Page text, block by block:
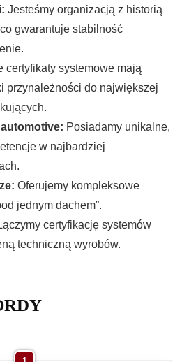
Jesteśmy organizacją z historią
gwarantuje stabilność
certyfikaty systemowe mają
przynależności do największej
Posiadamy unikalne,
w najbardziej
Oferujemy kompleksowe
jednym dachem”.
certyfikację systemów
techniczną wyrobów.